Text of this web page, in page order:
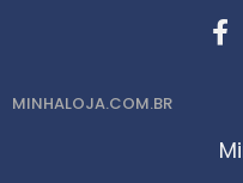
MINHALOJA.COM.BR